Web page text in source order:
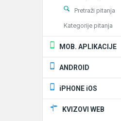
Pretraži pitanja
Kategorije pitanja
MOB. APLIKACIJE
ANDROID
iPHONE iOS
KVIZOVI WEB